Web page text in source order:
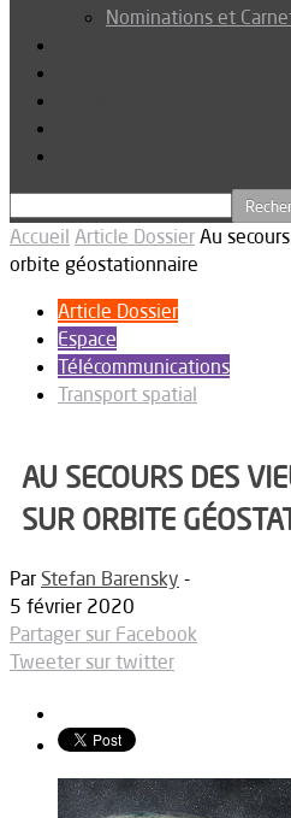
Nominations et
Accueil Article Dossier Au
orbite géostationnaire
Article Dossier
Espace
Télécommunications
Transport spatial
AU SECOURS DES
SUR ORBITE
Par Stefan Barensky -
5 février 2020
Partager sur Facebook
Tweeter sur twitter